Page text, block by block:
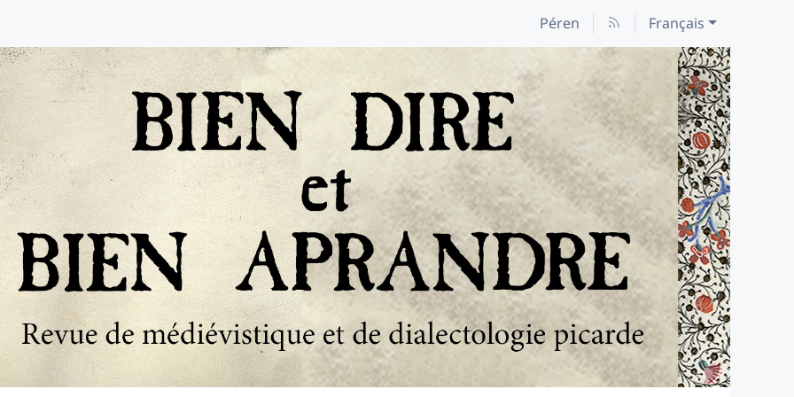
Péren Français